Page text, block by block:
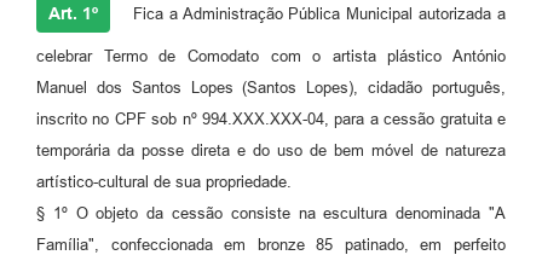
Art. 1º Fica a Administração Pública Municipal autorizada a
celebrar Termo de Comodato com o artista plástico António
Manuel dos Santos Lopes (Santos Lopes), cidadão português,
inscrito no CPF sob nº 994.XXX.XXX-04, para a cessão gratuita e
temporária da posse direta e do uso de bem móvel de natureza
artístico-cultural de sua propriedade.
§ 1º O objeto da cessão consiste na escultura denominada "A
Família", confeccionada em bronze 85 patinado, em perfeito